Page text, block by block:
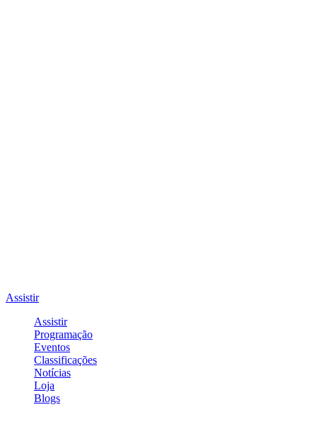
Assistir
Assistir
Programação
Eventos
Classificações
Notícias
Loja
Blogs